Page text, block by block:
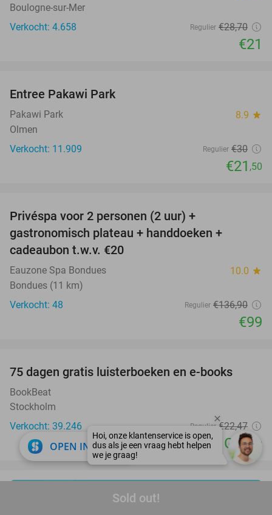
Sold out!
Boulogne-sur-Mer
Verkocht: 4.658
Regulier €28,70
€21
Entree Pakawi Park
Pakawi Park 8.9 star
Olmen
Verkocht: 11.909
Regulier €30
€21 ,50
Privéspa voor 2 personen (2 uur) +
gastronomisch plateau + handdoeken +
cadeaubon t.w.v. €20
Eauzone Spa Bondues 10.0 star
Bondues (11 km)
Verkocht: 48
Regulier €136,90
€99
75 dagen gratis luisterboeken en e-books
BookBeat
Stockholm
Verkocht: 39.246
Regulier €22,47
Gratis
OPEN IN APP close